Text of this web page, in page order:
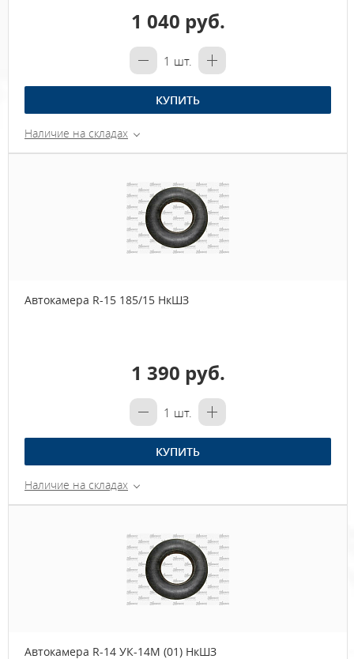
1 040 руб.
1 шт.
КУПИТЬ
Наличие на складах
Автокамера R-15 185/15 НкШЗ
1 390 руб.
1 шт.
КУПИТЬ
Наличие на складах
Автокамера R-14 УК-14М (01) НкШЗ